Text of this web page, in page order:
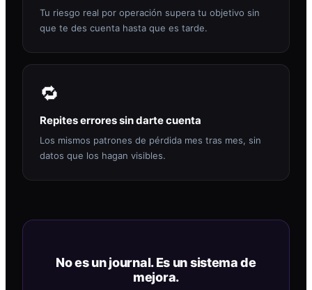
Tu riesgo real por operación supera tu objetivo sin
que te des cuenta hasta que es tarde.
🔁
Repites errores sin darte cuenta
Los mismos patrones de pérdida mes tras mes, sin
datos que los hagan visibles.
No es un journal. Es un sistema de
mejora.